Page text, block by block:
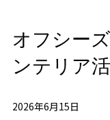
オフシー
ンテリア活
2026年6月15日